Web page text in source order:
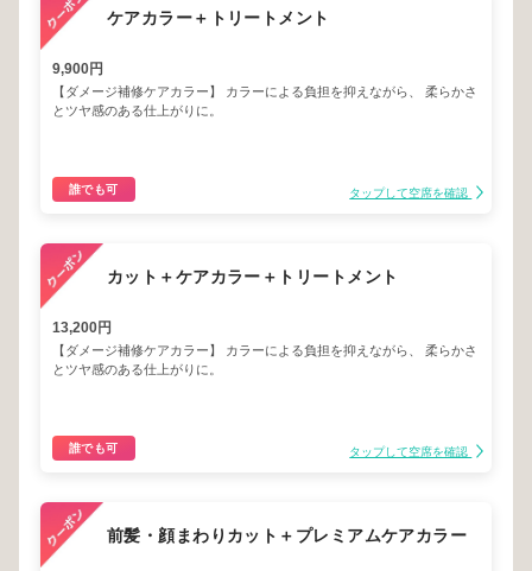
ケアカラー＋トリートメント
9,900円
【ダメージ補修ケアカラー】 カラーによる負担を抑えながら、 柔らかさ
とツヤ感のある仕上がりに。
誰でも可 タップして空席を確認
カット＋ケアカラー＋トリートメント
13,200円
【ダメージ補修ケアカラー】 カラーによる負担を抑えながら、 柔らかさ
とツヤ感のある仕上がりに。
誰でも可 タップして空席を確認
前髪・顔まわりカット＋プレミアムケアカラー